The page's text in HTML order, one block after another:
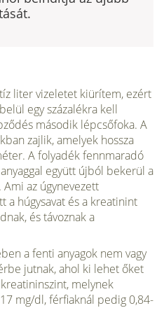
liter vizeletet kiürítem, ezért
egy százalékra kell
második lépcsőfoka. A
zajlik, amelyek hossza
A folyadék fennmaradó
együtt újból bekerül a
az úgynevezett
a húgysavat és a kreatinint
és távoznak a
a fenti anyagok nem vagy
jutnak, ahol ki lehet őket
melynek
mg/dl, férfiaknál pedig 0,84-